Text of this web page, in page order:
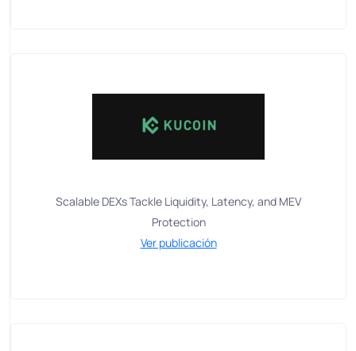
Scalable DEXs Tackle Liquidity, Latency, and MEV
Protection
Ver publicación